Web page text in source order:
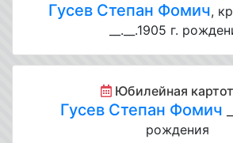
Гусев Степан Фомич,
__.__.1905 г.
Юбилейная
Гусев Степан Фомич
рождения